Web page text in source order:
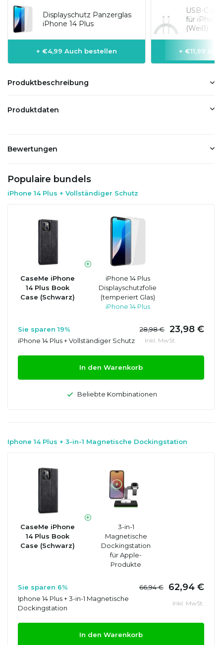
Displayschutz Panzerglas
iPhone 14 Plus
+ €4,99 Auch bestellen
USB-C
für
(Weiß)
+ €11,99
Produktbeschreibung
Produktdaten
Bewertungen
Populaire bundels
iPhone 14 Plus + Vollständiger Schutz
CaseMe iPhone
14 Plus Book
Case (Schwarz)
iPhone 14 Plus
Displayschutzfolie
(temperiert Glas)
iPhone 14 Plus
Sie sparen 19% 28,98 € 23,98 €
iPhone 14 Plus + Vollständiger Schutz Inkl. MwSt.
In den Warenkorb
Beliebte Kombinationen
Iphone 14 Plus + 3-in-1 Magnetische Dockingstation
CaseMe iPhone
14 Plus Book
Case (Schwarz)
3-in-1
Magnetische
Dockingstation
für Apple-
Produkte
Sie sparen 6% 66,94 € 62,94 €
Iphone 14 Plus + 3-in-1 Magnetische
Dockingstation
Inkl. MwSt.
In den Warenkorb